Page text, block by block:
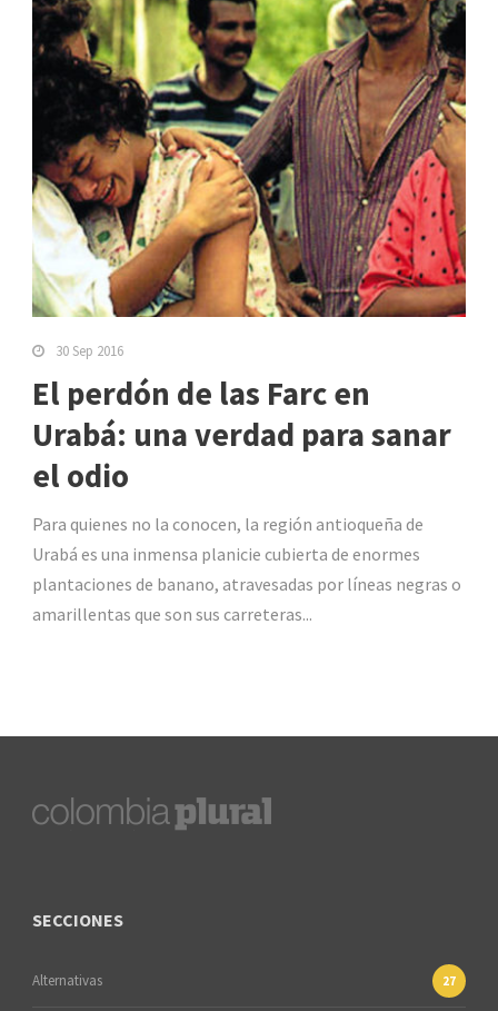
30 Sep 2016
El perdón de las Farc en
Urabá: una verdad para sanar
el odio
Para quienes no la conocen, la región antioqueña de
Urabá es una inmensa planicie cubierta de enormes
plantaciones de banano, atravesadas por líneas negras o
amarillentas que son sus carreteras...
SECCIONES
Alternativas 27